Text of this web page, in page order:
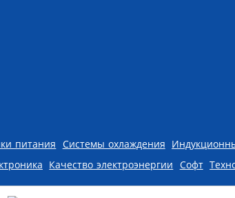
питания Системы охлаждения
Качество электроэнергии Софт